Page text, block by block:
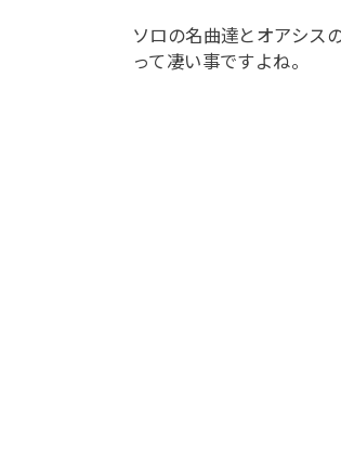
ソロの名曲達とオアシス
って凄い事ですよね。